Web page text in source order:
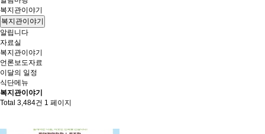
복지관이야기
복지관이야기
알립니다
자료실
복지관이야기
언론보도자료
이달의 일정
식단메뉴
복지관이야기
Total 3,484건 1 페이지